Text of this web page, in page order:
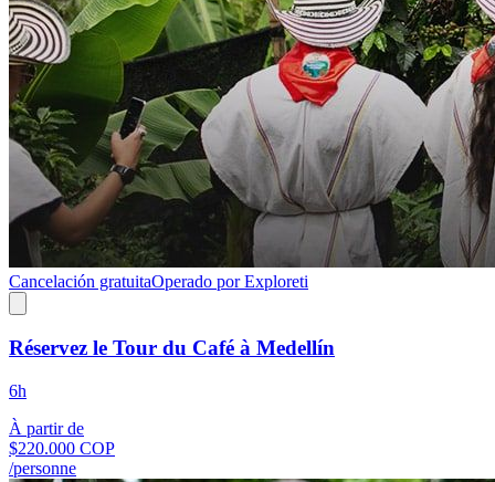
Cancelación gratuitaOperado por Exploreti
Réservez le Tour du Café à Medellín
6h
À partir de
$220.000 COP
/personne